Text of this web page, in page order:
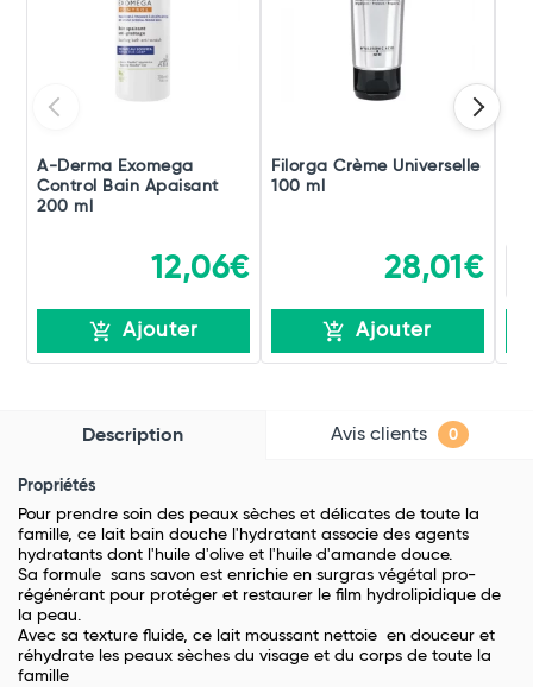
A-Derma Exomega
Control Bain Apaisant
200 ml
12,06€
Ajouter
Filorga Crème Universelle
100 ml
28,01€
Ajouter
Description Avis clients 0
Propriétés
Pour prendre soin des peaux sèches et délicates de toute la
famille, ce lait bain douche l'hydratant associe des agents
hydratants dont l'huile d'olive et l'huile d'amande douce.
Sa formule sans savon est enrichie en surgras végétal pro-
régénérant pour protéger et restaurer le film hydrolipidique de
la peau.
Avec sa texture fluide, ce lait moussant nettoie en douceur et
réhydrate les peaux sèches du visage et du corps de toute la
famille